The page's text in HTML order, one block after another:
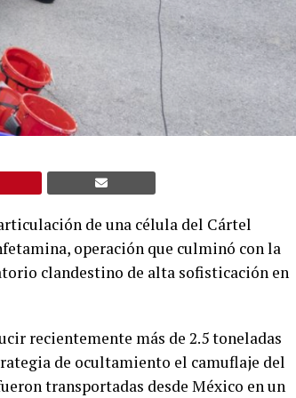
de una célula del Cártel
operación que culminó con la
clandestino de alta sofisticación en
recientemente más de 2.5 toneladas
de ocultamiento el camuflaje del
transportadas desde México en un